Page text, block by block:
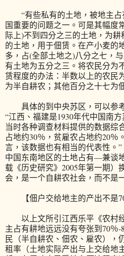
“有些私有的土地，被地主占
国重要的问题之一。可是其幅度
际上)不到四分之三的土地，为
的土地，用于佃赁。在产小麦的
多，占(全部土地之)八分之七，
有土地为五分之三。将农民分为
赁程度的办法：半数以上的农民
为半自耕农；其他百分之十七为
具体的到中央苏区，可以参考
“江西、福建是1930年代中国南
当时各种调查材料提供的数据综
占地约30％，贫雇农占地约20％
言，该数据也有相当的代表性
中国东南地区的土地占有—兼谈
载《历史研究》2005年第一期）
会，是一个自耕农社会，而不是
【佃户交给地主的产出不是70
以上文所引江西乐平《农村
主占有耕地远远没有夸张到70％
民（半自耕农、佃农、雇农），
租率（土地实际产出与上交给地